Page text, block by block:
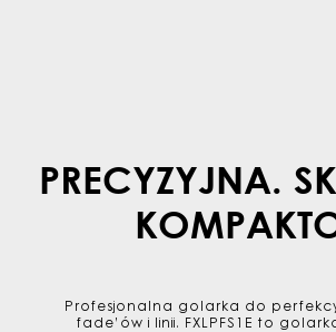
PRECYZYJNA.
Profesjonalna golarka do
fade’ów i linii. FXLPFS1E to